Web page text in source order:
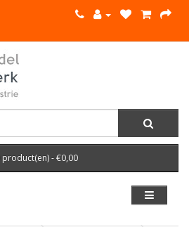
product(en) - €0,00